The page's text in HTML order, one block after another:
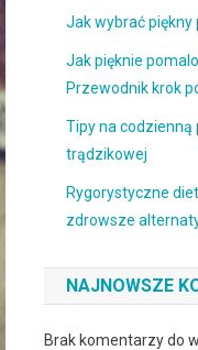
Jak wybrać
Jak pięknie
Przewodnik krok
Tipy na codzienną
trądzikowej
Rygorystyczne
zdrowsze
NAJNOWSZE
Brak komentarzy do